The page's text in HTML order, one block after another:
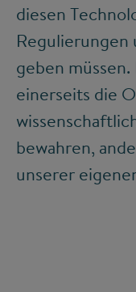
diesen
geben
einerseits die
bewahren,
unserer